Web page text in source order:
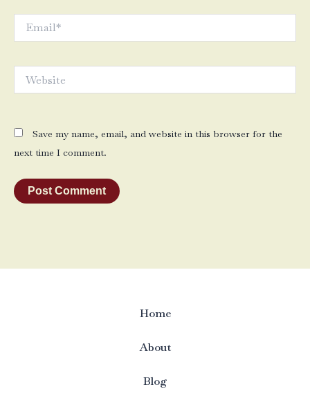
Save my name, email, and website in this browser for the
next time I comment.
Home
About
Blog